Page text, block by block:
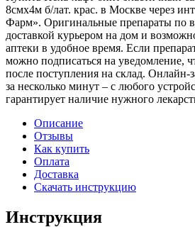
8смх4м б/лат. крас. в Москве через
Фарм». Оригинальные препараты по
доставкой курьером на дом и
аптеки в удобное время. Если
можно подписаться на уведомление,
после поступления на склад. Онлайн-
за несколько минут – с любого
гарантирует наличие нужного
Описание
Отзывы
Как купить
Оплата
Доставка
Скачать инструкцию
Инструкция